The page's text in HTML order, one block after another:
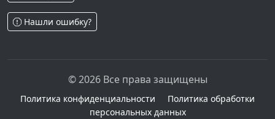
Нашли ошибку?
© 2026 Все права защищены
Политика конфиденциальности
Политика обработки
персональных данных